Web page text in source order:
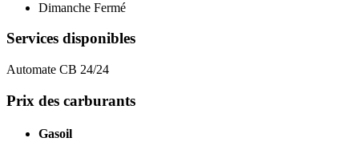
Dimanche Fermé
Services disponibles
Automate CB 24/24
Prix des carburants
Gasoil